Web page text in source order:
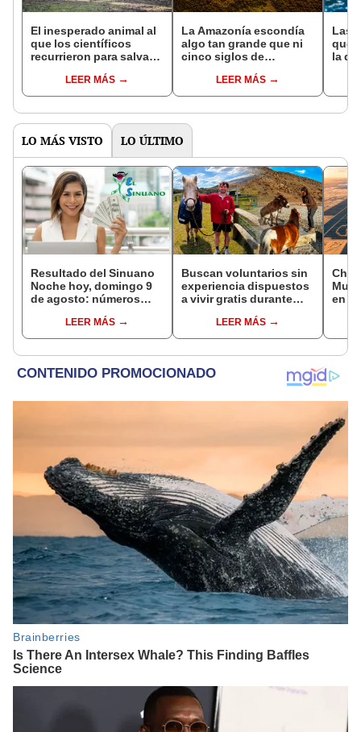
El inesperado animal al
que los científicos
recurrieron para salvar
reintroducción de un
asno salvaje está
en un paisaje con más
LEER MÁS
La Amazonía escondía
algo tan grande que ni
cinco siglos de
encontrarlo: el hallazgo
podría cambiar todo lo
pasado
LEER MÁS
Las
que
la de
LO MÁS VISTO LO ÚLTIMO
Resultado del Sinuano
Noche hoy, domingo 9
de agosto: números
de Colombia
LEER MÁS
Buscan voluntarios sin
experiencia dispuestos
a vivir gratis durante
cuidar caballos, burros
y otros animales
LEER MÁS
en
el